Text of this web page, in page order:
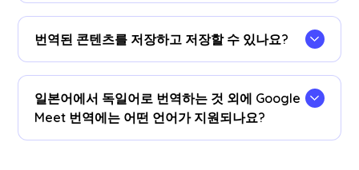
as captions. Contact us if you need audio
translation options.
번역된 콘텐츠를 저장하고 저장할 수 있나요?
Google Meet JotMe dashboard . You can also
view and copy the transcript and translated
transcript to paste on your favorite
일본어에서 독일어로 번역하는 것 외에 Google
Meet 번역에는 어떤 언어가 지원되나요?